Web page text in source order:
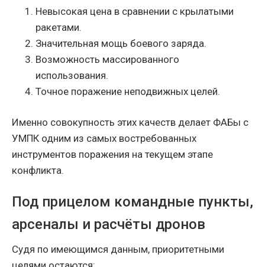
Невысокая цена в сравнении с крылатыми
ракетами.
Значительная мощь боевого заряда.
Возможность массированного
использования.
Точное поражение неподвижных целей.
Именно совокупность этих качеств делает ФАБы с
УМПК одним из самых востребованных
инструментов поражения на текущем этапе
конфликта.
Под прицелом командные пункты,
арсеналы и расчёты дронов
Судя по имеющимся данным, приоритетными